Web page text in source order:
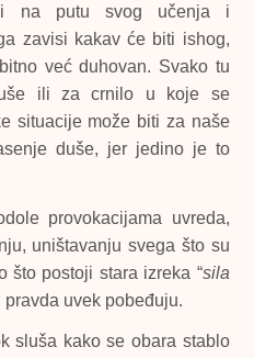
na putu svog učenja i
zavisi kakav će biti ishog,
već duhovan. Svako tu
ili za crnilo u koje se
situacije može biti za naše
duše, jer jedino je to
provokacijama uvreda,
uništavanju svega što su
što postoji stara izreka “sila
pravda uvek pobeđuju.
sluša kako se obara stablo